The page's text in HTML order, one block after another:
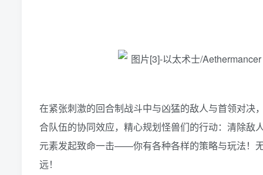
在紧张刺激的回合制战斗中与凶猛的敌人与首领对决
合队伍的协同效应，精心规划怪兽们的行动：清除敌
元素发起致命一击——你有各种各样的策略与玩法！
远！